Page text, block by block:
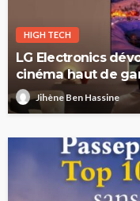
HIGH TECH
LG Electronics
cinéma haut de
evoJihène Ben Hassine